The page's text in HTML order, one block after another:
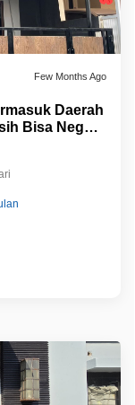
Few Months Ago
Daerah
Bisa Nego,